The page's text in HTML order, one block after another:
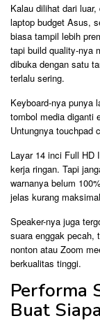
Kalau dilihat dari
laptop budget Asus,
biasa tampil lebih
tapi build quality-nya
dibuka dengan satu
terlalu sering.
Keyboard-nya punya
tombol media diganti
Untungnya touchpad
Layar 14 inci Full HD
kerja ringan. Tapi
warnanya belum
jelas kurang
Speaker-nya juga
suara enggak pecah,
nonton atau Zoom
berkualitas tinggi.
Performa
Buat